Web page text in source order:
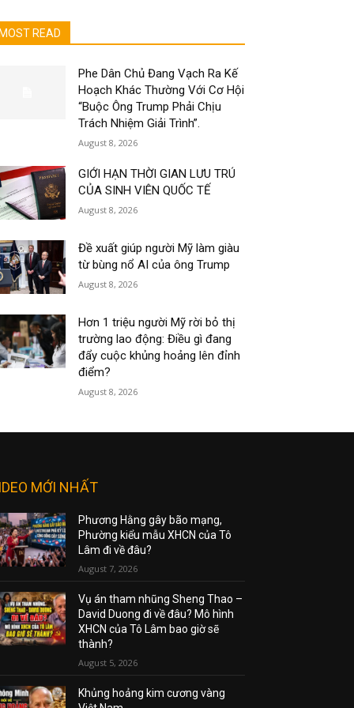
MOST READ
Phe Dân Chủ Đang Vạch Ra Kế
Hoạch Khác Thường Với Cơ Hội
“Buộc Ông Trump Phải Chịu
Trách Nhiệm Giải Trình”.
August 8, 2026
GIỚI HẠN THỜI GIAN LƯU TRÚ
CỦA SINH VIÊN QUỐC TẾ
August 8, 2026
Đề xuất giúp người Mỹ làm giàu
từ bùng nổ AI của ông Trump
August 8, 2026
Hơn 1 triệu người Mỹ rời bỏ thị
trường lao động: Điều gì đang
đẩy cuộc khủng hoảng lên đỉnh
điểm?
August 8, 2026
MỚI NHẤT
Phương Hằng gây bão mạng,
Phường kiểu mẫu XHCN của Tô
Lâm đi về đâu?
August 7, 2026
Vụ án tham nhũng Sheng Thao –
David Duong đi về đâu? Mô hình
XHCN của Tô Lâm bao giờ sẽ
thành?
August 5, 2026
Khủng hoảng kim cương vàng